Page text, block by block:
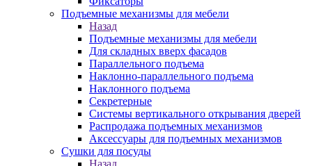
Подъемные механизмы для мебели
Назад
Подъемные механизмы для мебели
Для складных вверх фасадов
Параллельного подъема
Наклонно-параллельного подъема
Наклонного подъема
Секретерные
Системы вертикального открывания дверей
Распродажа подъемных механизмов
Аксессуары для подъемных механизмов
Сушки для посуды
Назад